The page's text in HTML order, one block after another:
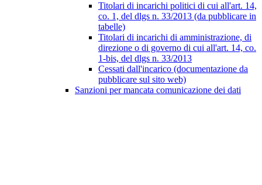
Titolari di incarichi politici di cui all'art. 14,
co. 1, del dlgs n. 33/2013 (da pubblicare in
tabelle)
Titolari di incarichi di amministrazione, di
direzione o di governo di cui all'art. 14, co.
1-bis, del dlgs n. 33/2013
Cessati dall'incarico (documentazione da
pubblicare sul sito web)
Sanzioni per mancata comunicazione dei dati